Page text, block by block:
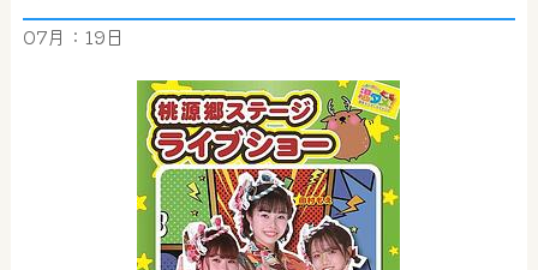
07月：19日
奈良健康ランド AIコンシェルジュです。
ご質問をお伺いします。